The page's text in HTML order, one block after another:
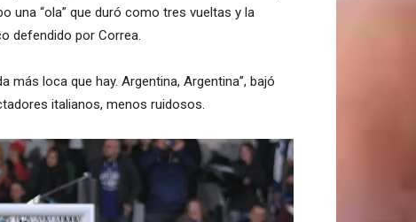
una “ola” que duró como tres vueltas y la
defendido por Correa.
más loca que hay. Argentina, Argentina”, bajó
italianos, menos ruidosos.